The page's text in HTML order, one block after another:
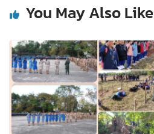
You May Also Like